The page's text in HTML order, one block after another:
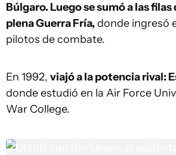
Búlgaro. Luego se sumó a las
plena Guerra Fría, donde ingresó
pilotos de combate.
En 1992, viajó a la potencia rival:
donde estudió en la Air Force
War College.